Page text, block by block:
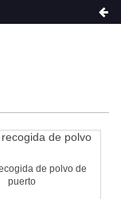
de polvo de
puerto